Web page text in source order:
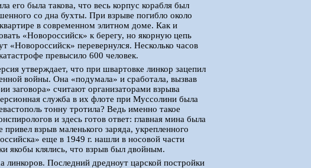
его была такова, что весь корпус корабля был
со дна бухты. При взрыве погибло около
в современном элитном доме. Как и
«Новороссийск» к берегу, но якорную цепь
«Новороссийск» перевернулся. Несколько часов
превысило 600 человек.
утверждает, что при швартовке линкор зацепил
войны. Она «подумала» и сработала, вызвав
заговора» считают организаторами взрыва
служба в их флоте при Муссолини была
тонну тротила? Ведь именно такое
и здесь готов ответ: главная мина была
взрыв маленького заряда, укрепленного
еще в 1949 г. нашли в носовой части
якобы клялись, что взрыв был двойным.
Последний дредноут царской постройки